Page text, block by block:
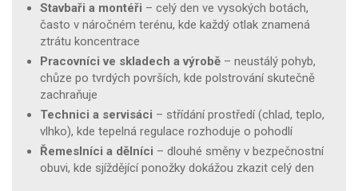
Stavbaři a montéři – celý den ve vysokých botách,
často v náročném terénu, kde každý otlak znamená
ztrátu koncentrace
Pracovníci ve skladech a výrobě – neustálý pohyb,
chůze po tvrdých površích, kde polstrování skutečně
zachraňuje
Technici a servisáci – střídání prostředí (chlad, teplo,
vlhko), kde tepelná regulace rozhoduje o pohodlí
Řemeslníci a dělníci – dlouhé směny v bezpečnostní
obuvi, kde sjíždějící ponožky dokážou zkazit celý den